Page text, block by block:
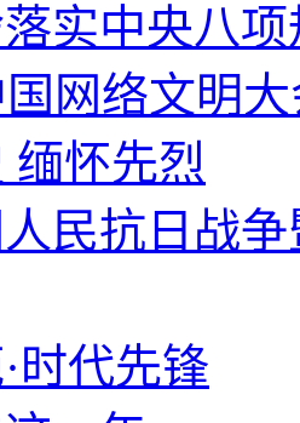
实中央八
网络文明
缅怀先烈
民抗日战
时代先锋